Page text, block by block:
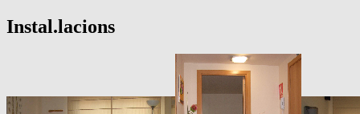
Instal.lacions